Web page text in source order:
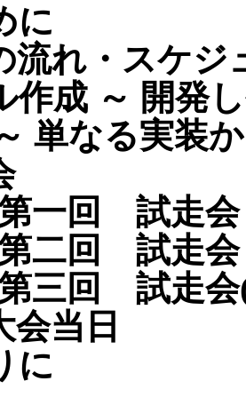
に
流れ・スケジ
作成 ～ 開発
単なる実装
一回 試走会
二回 試走会
三回 試走会
会当日
に